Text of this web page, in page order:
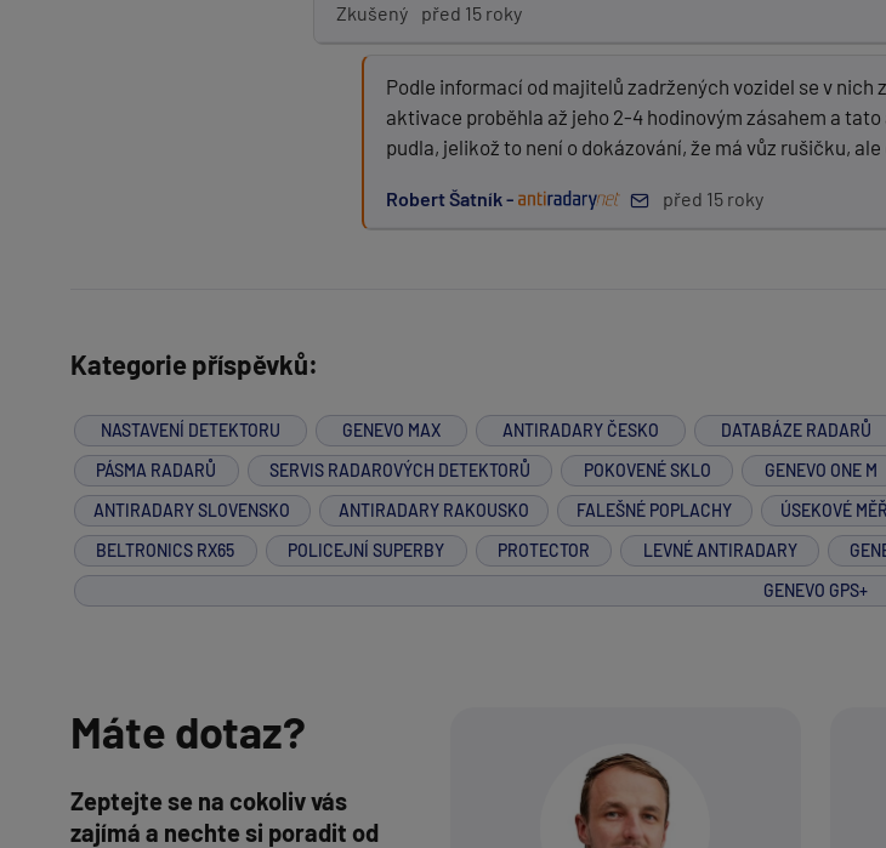
Zkušený před 15 roky
Podle informací od majitelů zadržených vozidel se v
aktivace proběhla až jeho 2-4 hodinovým zásahem a
pudla, jelikož to není o dokázování, že má vůz rušičku,
Robert Šatník - před 15 roky
Kategorie příspěvků:
NASTAVENÍ DETEKTORU GENEVO MAX ANTIRADARY ČESKO DATABÁZE RADARŮ
PÁSMA RADARŮ
SERVIS RADAROVÝCH DETEKTORŮ POKOVENÉ SKLO GENEVO ONE M
ANTIRADARY SLOVENSKO
ANTIRADARY RAKOUSKO FALEŠNÉ POPLACHY ÚSEKOVÉ
BELTRONICS RX65
POLICEJNÍ SUPERBY PROTECTOR LEVNÉ ANTIRADARY
GENEVO GPS+
Máte dotaz?
Zeptejte se na cokoliv vás
zajímá a nechte si poradit od